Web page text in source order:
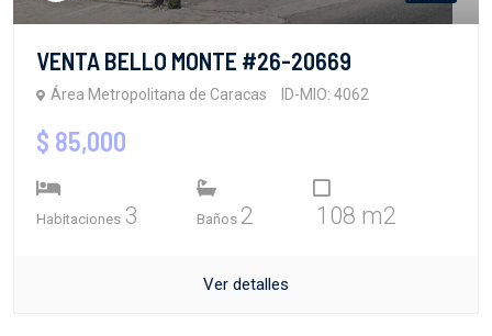
VENTA BELLO MONTE #26-20669
Área Metropolitana de Caracas ID-MIO: 4062
$ 85,000
Habitaciones 3 Baños 2 108 m2
Ver detalles